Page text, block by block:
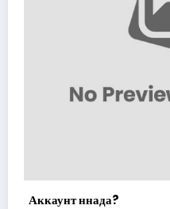
Аккаунт ннада?